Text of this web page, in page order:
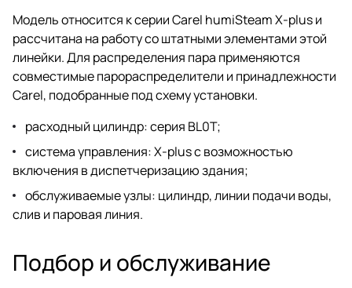
Модель относится к серии Carel humiSteam X-plus и
рассчитана на работу со штатными элементами этой
линейки. Для распределения пара применяются
совместимые парораспределители и принадлежности
Carel, подобранные под схему установки.
расходный цилиндр: серия BL0T;
система управления: X-plus с возможностью
включения в диспетчеризацию здания;
обслуживаемые узлы: цилиндр, линии подачи воды,
слив и паровая линия.
Подбор и обслуживание